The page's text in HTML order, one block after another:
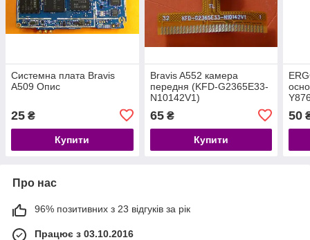
Системна плата Bravis
A509 Опис
25 ₴
Купити
Bravis A552 камера
передня (KFD-G2365E33-
N10142V1)
65₴
Купити
50
Про нас
96% позитивних з 23 відгуків за рік
Працює з 03.10.2016